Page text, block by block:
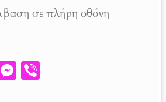
σε πλήρη οθόνη
M